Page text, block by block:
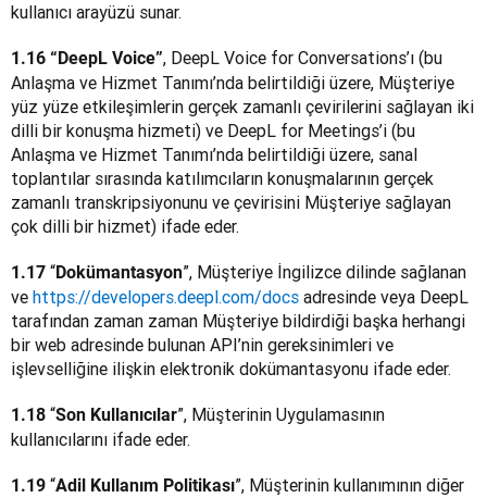
kullanıcı arayüzü sunar.
1.16 “DeepL Voice”, DeepL Voice for Conversations’ı (bu
Anlaşma ve Hizmet Tanımı’nda belirtildiği üzere, Müşteriye
yüz yüze etkileşimlerin gerçek zamanlı çevirilerini sağlayan iki
dilli bir konuşma hizmeti) ve DeepL for Meetings’i (bu
Anlaşma ve Hizmet Tanımı’nda belirtildiği üzere, sanal
toplantılar sırasında katılımcıların konuşmalarının gerçek
zamanlı transkripsiyonunu ve çevirisini Müşteriye sağlayan
çok dilli bir hizmet) ifade eder.
1.17 “Dokümantasyon”, Müşteriye İngilizce dilinde sağlanan
ve https://developers.deepl.com/docs adresinde veya DeepL
tarafından zaman zaman Müşteriye bildirdiği başka herhangi
bir web adresinde bulunan API’nin gereksinimleri ve
işlevselliğine ilişkin elektronik dokümantasyonu ifade eder.
1.18 “Son Kullanıcılar”, Müşterinin Uygulamasının
kullanıcılarını ifade eder.
1.19 “Adil Kullanım Politikası”, Müşterinin kullanımının diğer